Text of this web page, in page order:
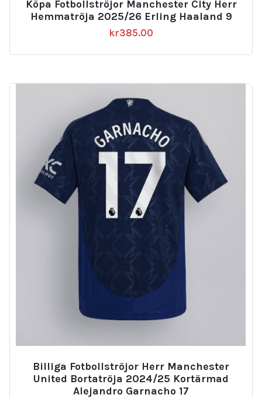
av 5
Köpa Fotbollströjor Manchester City Herr
Hemmatröja 2025/26 Erling Haaland 9
kr385.00
Billiga Fotbollströjor Herr Manchester
United Bortatröja 2024/25 Kortärmad
Alejandro Garnacho 17